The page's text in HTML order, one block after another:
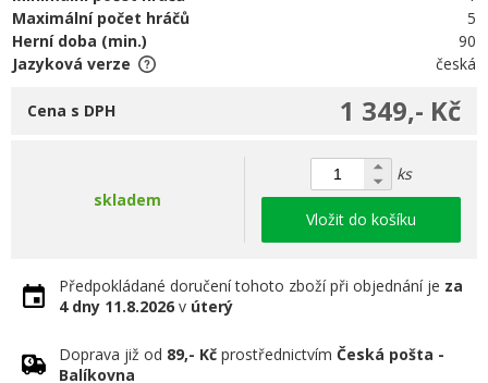
Maximální počet hráčů
5
Herní doba (min.)
90
Jazyková verze
česká
1 349,- Kč
Cena s DPH
skladem
ks
Vložit do košíku
Předpokládané doručení tohoto zboží při objednání je za
4 dny 11.8.2026 v úterý
Doprava již od 89,- Kč prostřednictvím Česká pošta -
Balíkovna